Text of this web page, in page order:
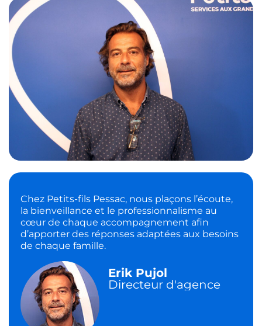
Chez Petits-fils Pessac, nous plaçons l’écoute,
la bienveillance et le professionnalisme au
cœur de chaque accompagnement afin
d’apporter des réponses adaptées aux besoins
de chaque famille.
Erik Pujol
Directeur d'agence